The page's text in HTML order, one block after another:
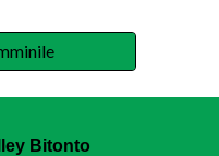
Bitonto